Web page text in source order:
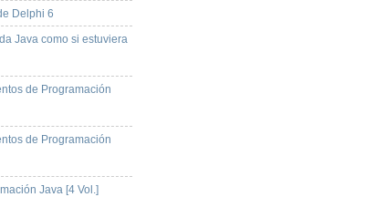
Delphi 6
Java como si estuviera
de Programación
de Programación
Java [4 Vol.]